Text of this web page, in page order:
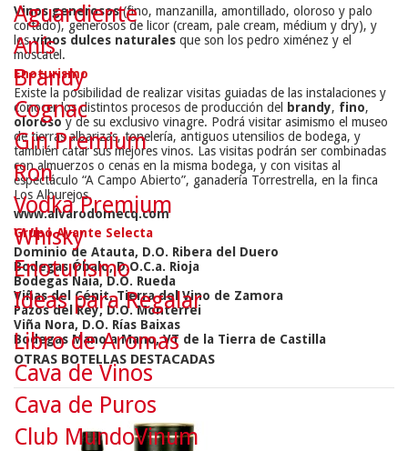
Vinos generosos (fino, manzanilla, amontillado, oloroso y palo
cortado), generosos de licor (cream, pale cream, médium y dry), y
los vinos dulces naturales que son los pedro ximénez y el
moscatel.
Enoturismo
Existe la posibilidad de realizar visitas guiadas de las instalaciones y
conocer los distintos procesos de producción del
brandy, fino,
olorosoy de su exclusivo vinagre. Podrá visitar asimismo el museo
de tierras albarizas, tonelería, antiguos utensilios de bodega, y
también catar sus mejores vinos. Las visitas podrán ser combinadas
con almuerzos o cenas en la misma bodega, y con visitas al
espectáculo “A Campo Abierto”, ganadería Torrestrella, en la finca
Los Alburejos.
www.alvarodomecq.com
Grupo Avante Selecta
Dominio de Atauta, D.O. Ribera del Duero
Bodegas Óbalo, D.O.C.a. Rioja
Bodegas Naia, D.O. Rueda
Viñas del Cénit, Tierra del Vino de Zamora
Pazos del Rey, D.O. Monterrei
Viña Nora, D.O. Rías Baixas
Bodegas Mano a Mano, VT de la Tierra de Castilla
OTRAS BOTELLAS DESTACADAS
Aguardiente
Anís
Brandy
Cognac
Gin Premium
Ron
Vodka Premium
Whisky
Enoturismo
Ideas para Regalar
Libro de Aromas
Cava de Vinos
Cava de Puros
Club MundoVinum